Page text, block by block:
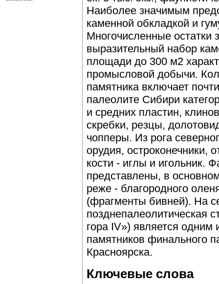
Наиболее значимым
каменной обкладкой и
Многочисленные остатки
выразительный набор
площади до 300 м2
промысловой добычи.
памятника включает
палеолите Сибири
и средних пластин,
скребки, резцы,
чопперы. Из рога
орудия, остроконечники,
кости - иглы и игольник.
представлены, в
реже - благородного
(фрагменты бивней). На
позднепалеолитическая
гора IV») является
памятников финального
Красноярска.
Ключевые слова